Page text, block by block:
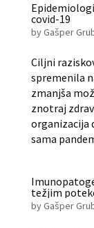
covid-19
byGašper
Ciljni
spremenila
zmanjša
znotraj
organizacija
sama
težjim
byGašper